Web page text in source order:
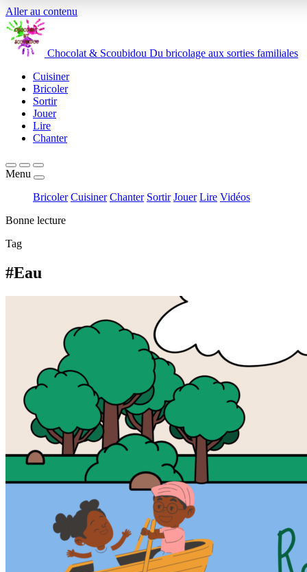
Aller au contenu
Chocolat & Scoubidou Du bricolage aux sorties familiales
Cuisiner
Bricoler
Sortir
Jouer
Lire
Chanter
Menu
Bricoler Cuisiner Chanter Sortir Jouer Lire Vidéos
Bonne lecture
Tag
#Eau